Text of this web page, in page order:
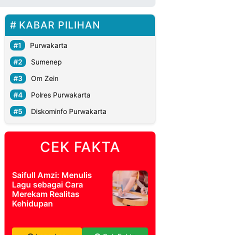
KABAR PILIHAN
Purwakarta
Sumenep
Om Zein
Polres Purwakarta
Diskominfo Purwakarta
CEK FAKTA
Saifull Amzi: Menulis
Lagu sebagai Cara
Merekam Realitas
Kehidupan